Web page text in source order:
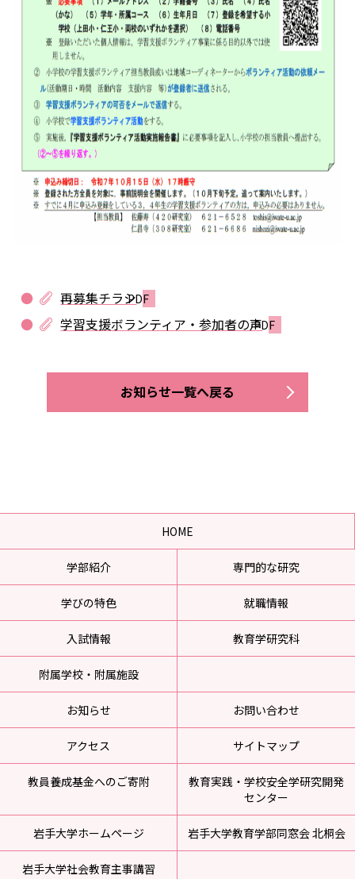
再募集チラシ
学習支援ボランティア・参加者の声
お知らせ一覧へ戻る
HOME
学部紹介 専門的な研究
学びの特色 就職情報
入試情報 教育学研究科
附属学校・附属施設
お知らせ お問い合わせ
アクセス サイトマップ
教員養成基金へのご寄附
教育実践・学校安全学研究開発
センター
岩手大学ホームページ 岩手大学教育学部同窓会 北桐会
岩手大学社会教育主事講習